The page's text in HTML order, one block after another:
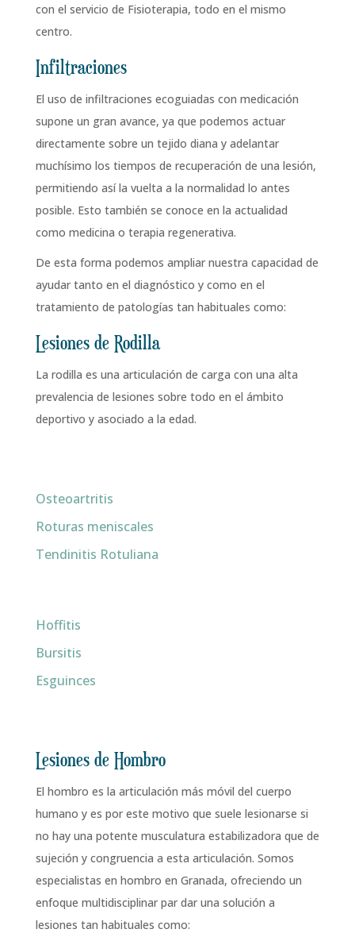
con el servicio de Fisioterapia, todo en el mismo
centro.
Infiltraciones
El uso de infiltraciones ecoguiadas con medicación
supone un gran avance, ya que podemos actuar
directamente sobre un tejido diana y adelantar
muchísimo los tiempos de recuperación de una lesión,
permitiendo así la vuelta a la normalidad lo antes
posible. Esto también se conoce en la actualidad
como medicina o terapia regenerativa.
De esta forma podemos ampliar nuestra capacidad de
ayudar tanto en el diagnóstico y como en el
tratamiento de patologías tan habituales como:
Lesiones de Rodilla
La rodilla es una articulación de carga con una alta
prevalencia de lesiones sobre todo en el ámbito
deportivo y asociado a la edad.
Osteoartritis
Roturas meniscales
Tendinitis Rotuliana
Hoffitis
Bursitis
Esguinces
Lesiones de Hombro
El hombro es la articulación más móvil del cuerpo
humano y es por este motivo que suele lesionarse si
no hay una potente musculatura estabilizadora que de
sujeción y congruencia a esta articulación. Somos
especialistas en hombro en Granada, ofreciendo un
enfoque multidisciplinar par dar una solución a
lesiones tan habituales como: